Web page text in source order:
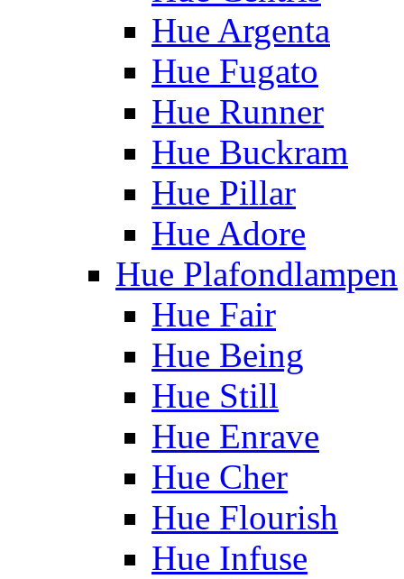
Hue Argenta
Hue Fugato
Hue Runner
Hue Buckram
Hue Pillar
Hue Adore
Hue Plafondlampen
Hue Fair
Hue Being
Hue Still
Hue Enrave
Hue Cher
Hue Flourish
Hue Infuse